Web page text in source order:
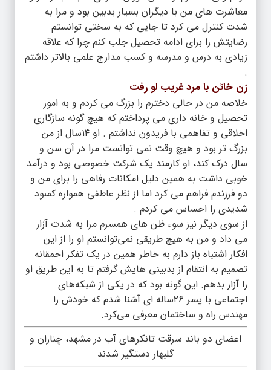
معاشرت های من با دیگران بسیار بدبین بود و مرا به
شدت کنترل می کرد تا جایی که به سختی توانستم
رضایتش را برای ادامه تحصیل جلب کنم چرا که علاقه
زیادی به درس و مدرسه و کسب مدارج علمی بالاتر داشتم
.
زن خائن با مرد غریب لو رفت
خلاصه من در حالی دخترم را بزرگ می کردم و به امور
تحصیل و خانه داری می پرداختم که هیچ گونه سازگاری
اخلاقی و تفاهمی با فریدون نداشتم . او ۱۴سال از من
بزرگ تر بود و هیچ وقت نمی توانست مرا در آن سن و
سال درک کند، او کارمند یک شرکت خصوصی بود و درآمد
خوبی داشت به همین دلیل امکانات رفاهی را برای من و
دو فرزندم فراهم می کرد اما از نظر عاطفی همواره کمبود
شدیدی را احساس می کردم .
از سوی دیگر نیز سوء ظن های همسرم مرا به شدت آزار
می داد و من به هیچ طریقی نمی‌توانستم او را از این
افکار اشتباه باز دارم به خاطر همین در یک تفکر احمقانه
تصمیم به انتقام از بدبینی هایش گرفتم تا به این طریق او
را آزار بدهم. این گونه بود که در یکی از شبکه‌های
اجتماعی با پسر ۲۶ساله ای آشنا شدم که خودش را
مهندس راه و ساختمان معرفی می‌کرد.
اعضای دو باند سرقت تانکرهای آب در مشهد، چناران و
گلبهار دستگیر شدند